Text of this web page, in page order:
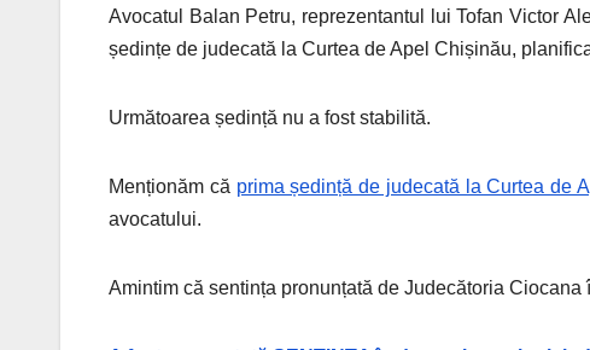
Avocatul Balan Petru, reprezentantul lui Tofan Victor
ședințe de judecată la Curtea de Apel Chișinău,
Următoarea ședință nu a fost stabilită.
Menționăm că prima ședință de judecată la Curtea de
avocatului.
Amintim că sentința pronunțată de Judecătoria